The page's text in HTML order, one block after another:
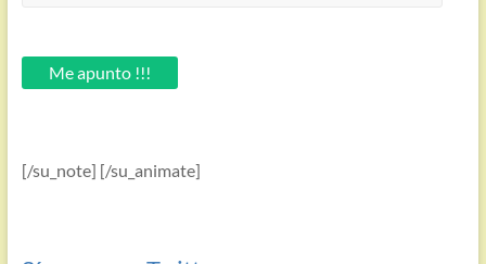
email.Me apunto !!!
[/su_note] [/su_animate]